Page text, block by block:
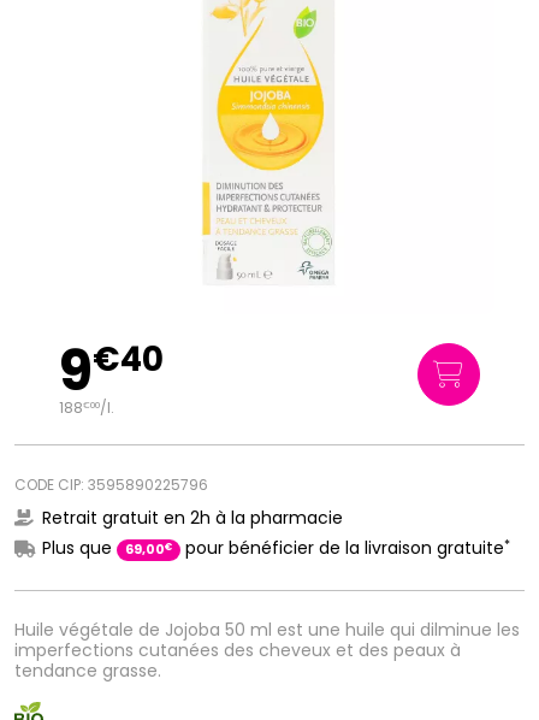
Huile végétale de Jojoba 50 ml est une huile qui dilminue les
imperfections cutanées des cheveux et des peaux à
tendance grasse.
9€40
188€00/l.
CODE CIP: 3595890225796
Retrait gratuit en 2h à la pharmacie
Plus que
69,00€ pour bénéficier de la livraison gratuite*